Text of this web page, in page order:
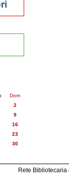
Dom
2
9
16
23
30
Rete